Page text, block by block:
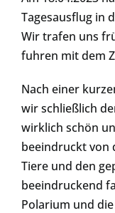
Tagesausflug in
Wir trafen uns
fuhren mit dem
Nach einer
wir schließlich
wirklich schön
beeindruckt von
Tiere und den
beeindruckend
Polarium und